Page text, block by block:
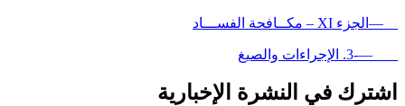
—الجزء XI – مكــافحة الفســـاد
—-3. الإجراءات والصيغ
اشترك في النشرة الإخبارية